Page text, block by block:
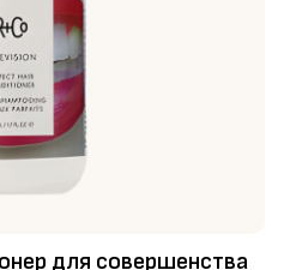
для совершенства